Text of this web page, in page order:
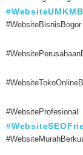
#WebsiteBisnisBogor
#WebsiteProfesional